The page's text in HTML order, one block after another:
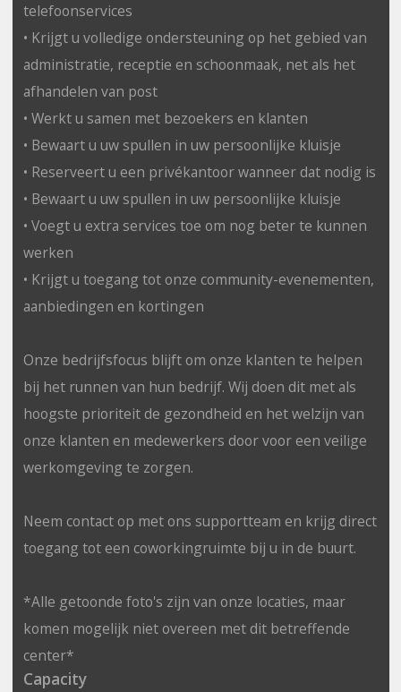
telefoonservices
• Krijgt u volledige ondersteuning op het gebied van
administratie, receptie en schoonmaak, net als het
afhandelen van post
• Werkt u samen met bezoekers en klanten
• Bewaart u uw spullen in uw persoonlijke kluisje
• Reserveert u een privékantoor wanneer dat nodig is
• Bewaart u uw spullen in uw persoonlijke kluisje
• Voegt u extra services toe om nog beter te kunnen
werken
• Krijgt u toegang tot onze community-evenementen,
aanbiedingen en kortingen
Onze bedrijfsfocus blijft om onze klanten te helpen
bij het runnen van hun bedrijf. Wij doen dit met als
hoogste prioriteit de gezondheid en het welzijn van
onze klanten en medewerkers door voor een veilige
werkomgeving te zorgen.
Neem contact op met ons supportteam en krijg direct
toegang tot een coworkingruimte bij u in de buurt.
*Alle getoonde foto's zijn van onze locaties, maar
komen mogelijk niet overeen met dit betreffende
center*
Capacity